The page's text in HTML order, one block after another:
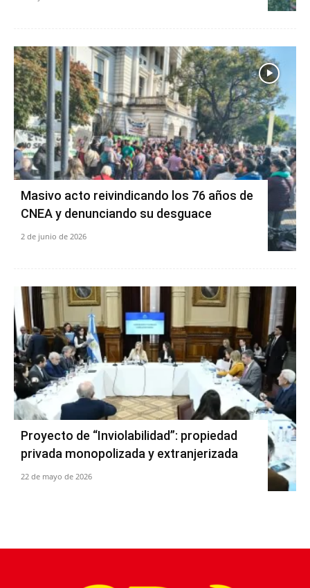
Masivo acto reivindicando los 76 años de
CNEA y denunciando su desguace
2 de junio de 2026
Proyecto de “Inviolabilidad”: propiedad
privada monopolizada y extranjerizada
22 de mayo de 2026